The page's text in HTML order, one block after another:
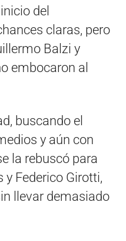
del
claras, pero
Balzi y
embocaron al
buscando el
y aún con
la rebuscó para
y Federico Girotti,
llevar demasiado